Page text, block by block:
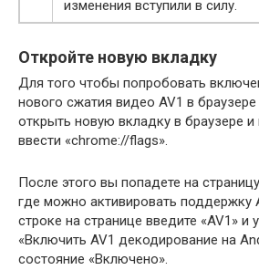
изменения вступили в силу.
Откройте новую вкладку
Для того чтобы попробовать
нового сжатия видео AV1 в
открыть новую вкладку в браузере и
ввести «chrome://flags».
После этого вы попадете на
где можно активировать поддержку
строке на странице введите «AV1» и
«Включить AV1 декодирование на
состояние «Включено».